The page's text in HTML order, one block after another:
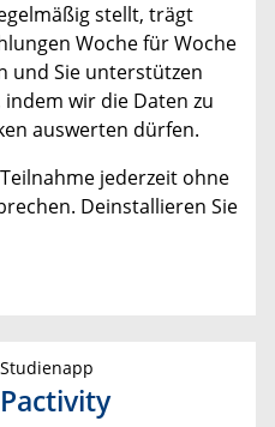
stellt, trägt
Woche für Woche
und Sie unterstützen
wir die Daten zu
auswerten dürfen.
jederzeit ohne
Deinstallieren Sie
Studienapp
Pactivity